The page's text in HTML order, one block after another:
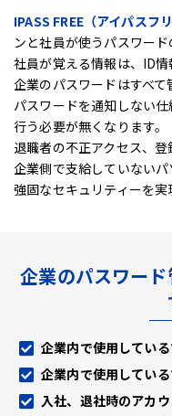
IPASS FREE（アイパスフリ
ンと社員が使うパスワード
社員が覚える情報は、ID情
企業のパスワードはすべ
パスワードを通知しない
行う必要が無くなります。
退職者の不正アクセス、登
企業側で支給していないパ
強固なセキュリティーを実
企業のパスワー
企業内で使用してい
企業内で使用してい
入社、退社時のアカ